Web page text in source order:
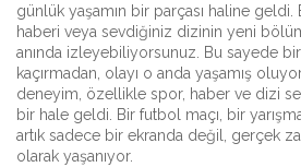
günlük yaşamın bir parçası haline
haberi veya sevdiğiniz dizinin yeni
anında izleyebiliyorsunuz.
Bu sayede bir
kaçırmadan, olayı o anda yaşamış
deneyim, özellikle spor, haber ve dizi
bir hale geldi. Bir futbol maçı, bir
artık sadece bir ekranda değil, gerçek
olarak yaşanıyor.